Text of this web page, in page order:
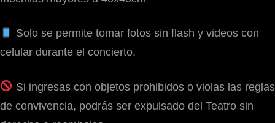
Solo se permite tomar fotos sin flash y videos con
celular durante el concierto.
Si ingresas con objetos prohibidos o violas las reglas
de convivencia, podrás ser expulsado del Teatro sin